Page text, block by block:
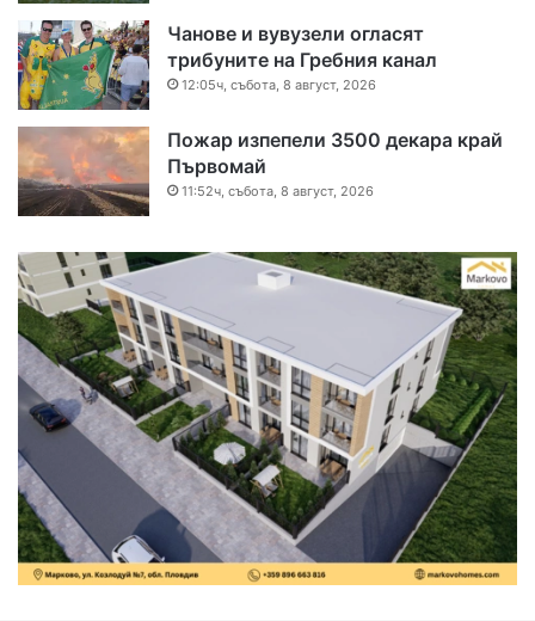
Чанове и вувузели огласят
трибуните на Гребния канал
12:05ч, събота, 8 август, 2026
Пожар изпепели 3500 декара край
Първомай
11:52ч, събота, 8 август, 2026